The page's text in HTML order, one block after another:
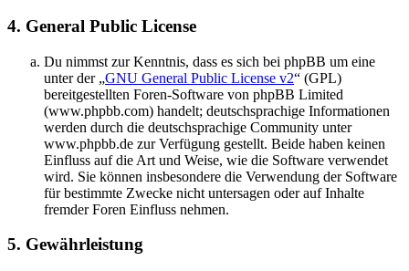
4. General Public License
Du nimmst zur Kenntnis, dass es sich bei phpBB um eine
unter der „GNU General Public License v2“ (GPL)
bereitgestellten Foren-Software von phpBB Limited
(www.phpbb.com) handelt; deutschsprachige Informationen
werden durch die deutschsprachige Community unter
www.phpbb.de zur Verfügung gestellt. Beide haben keinen
Einfluss auf die Art und Weise, wie die Software verwendet
wird. Sie können insbesondere die Verwendung der Software
für bestimmte Zwecke nicht untersagen oder auf Inhalte
fremder Foren Einfluss nehmen.
5. Gewährleistung